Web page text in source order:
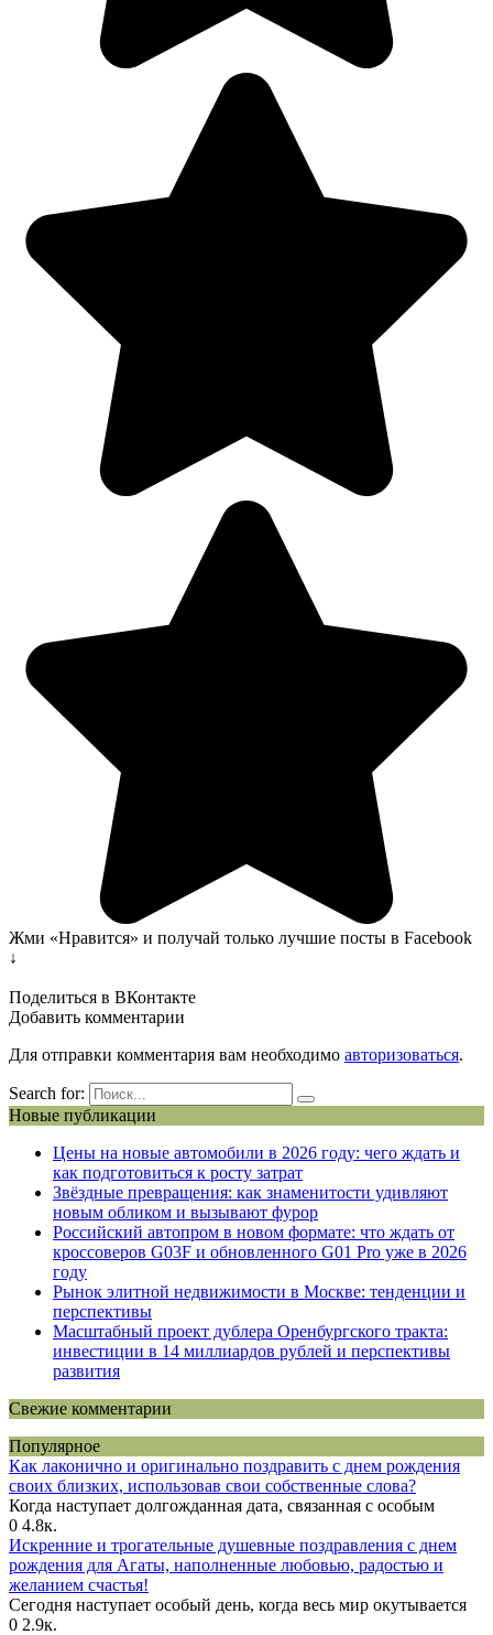
Жми «Нравится» и получай только лучшие посты в Facebook
↓
Поделиться в ВКонтакте
Добавить комментарии
Для отправки комментария вам необходимо авторизоваться.
Search for:
Новые публикации
Цены на новые автомобили в 2026 году: чего ждать и
как подготовиться к росту затрат
Звёздные превращения: как знаменитости удивляют
новым обликом и вызывают фурор
Российский автопром в новом формате: что ждать от
кроссоверов G03F и обновленного G01 Pro уже в 2026
году
Рынок элитной недвижимости в Москве: тенденции и
перспективы
Масштабный проект дублера Оренбургского тракта:
инвестиции в 14 миллиардов рублей и перспективы
развития
Свежие комментарии
Популярное
Как лаконично и оригинально поздравить с днем рождения
своих близких, использовав свои собственные слова?
Когда наступает долгожданная дата, связанная с особым
0 4.8к.
Искренние и трогательные душевные поздравления с днем
рождения для Агаты, наполненные любовью, радостью и
желанием счастья!
Сегодня наступает особый день, когда весь мир окутывается
0 2.9к.